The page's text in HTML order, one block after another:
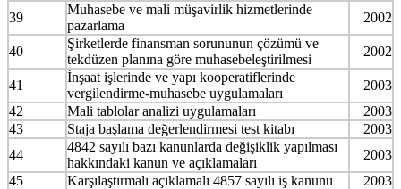
39
Muhasebe ve mali müşavirlik hizmetlerinde
pazarlama
2002
40
Şirketlerde finansman sorununun çözümü ve
tekdüzen planına göre muhasebeleştirilmesi
2002
41
İnşaat işlerinde ve yapı kooperatiflerinde
vergilendirme-muhasebe uygulamaları
2003
42
Mali tablolar analizi uygulamaları
2003
43
Staja başlama değerlendirmesi test kitabı
2003
44
4842 sayılı bazı kanunlarda değişiklik yapılması
hakkındaki kanun ve açıklamaları
2003
45
Karşılaştırmalı açıklamalı 4857 sayılı iş kanunu 2003